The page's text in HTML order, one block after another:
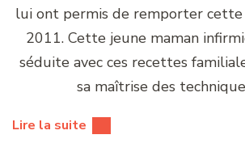
lui ont permis de remporter
2011. Cette jeune maman
séduite avec ces recettes
sa maîtrise des
Lire la suite